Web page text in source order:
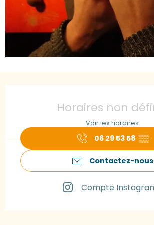
Horaires non
Voir les horaires
06 29 53 58 ▒▒
Contactez-nous
Compte